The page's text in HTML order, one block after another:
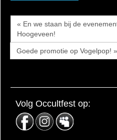
« En we staan bij de
Hoogeveen!
Goede promotie op Vogelpop! »
Volg Occultfest op: